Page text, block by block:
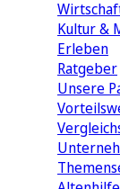
Kultur &
Erleben
Ratgeber
Unsere